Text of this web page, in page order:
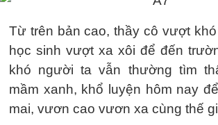
Từ trên bản cao, thầy cô vượt
học sinh vượt xa xôi để đến
khó người ta vẫn thường tìm
mầm xanh, khổ luyện hôm nay
mai, vươn cao vươn xa cùng thế